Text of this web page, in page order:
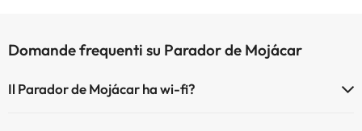
Domande frequenti su Parador de Mojácar
Il Parador de Mojácar ha wi-fi?